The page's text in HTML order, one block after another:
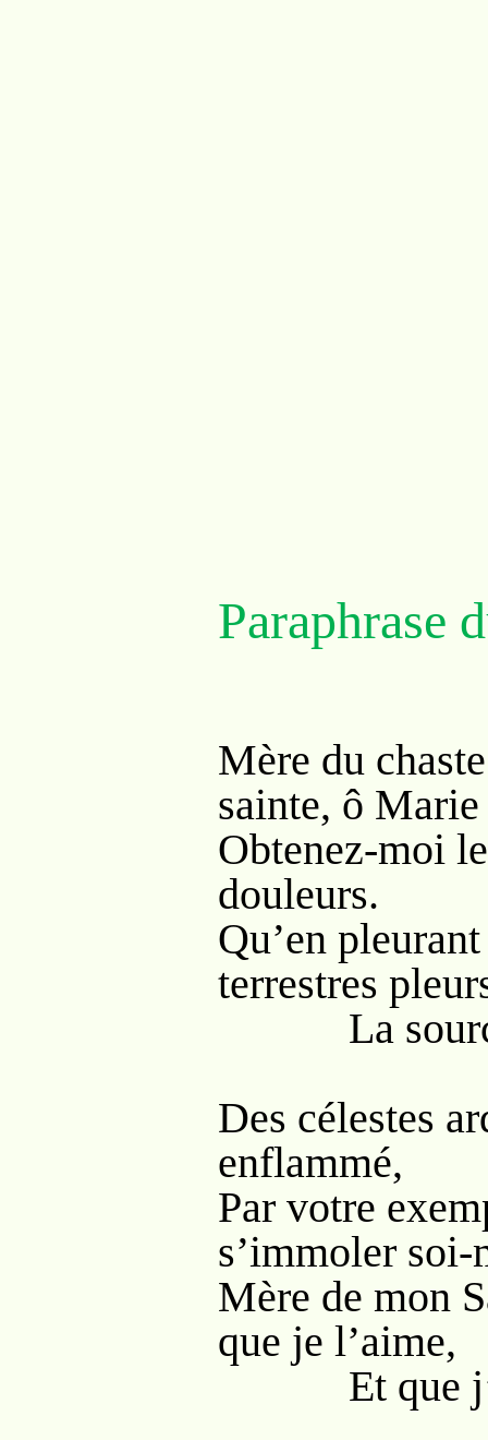
Paraphrase
Mère du
sainte, ô
Obtenez-moi
douleurs.
Qu’en
terrestres
La source
Des célestes
enflammé,
Par votre
s’immoler soi-
Mère de mon
que je l’aime,
Et que